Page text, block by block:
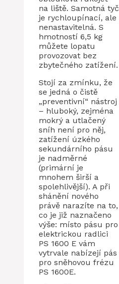
na liště. Samotná tyč
je rychloupínací, ale
nenastavitelná. S
hmotností 6,5 kg
můžete lopatu
provozovat bez
zbytečného zatížení.
Stojí za zmínku, že
se jedná o čistě
„preventivní“ nástroj
– hluboký, zejména
mokrý a utlačený
sníh není pro něj,
zatížení úzkého
sekundárního pásu
je nadměrné
(primární je
mnohem širší a
spolehlivější). A při
shánění nového
právě narazíte na to,
co je již naznačeno
výše: místo pásu pro
elektrickou radlici
PS 1600 E vám
vytrvale nabízejí pás
pro sněhovou frézu
PS 1600E.